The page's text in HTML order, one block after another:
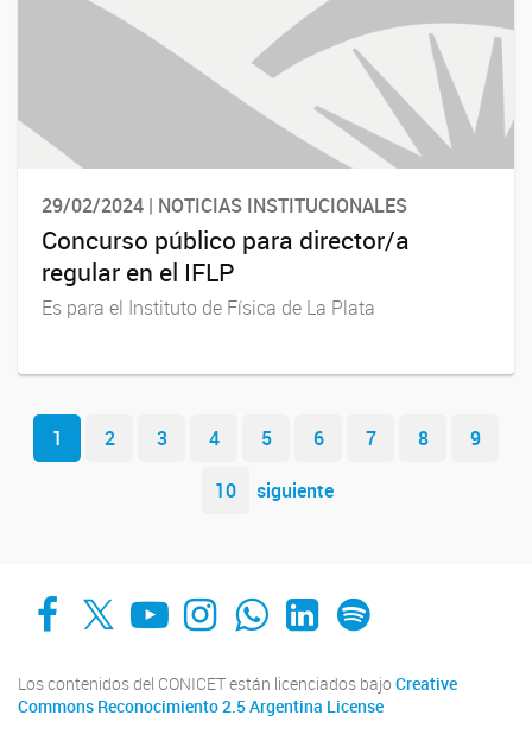
29/02/2024 | NOTICIAS INSTITUCIONALES
Concurso público para director/a
regular en el IFLP
Es para el Instituto de Física de La Plata
Navegador de artículos
1 2 3 4 5 6 7 8
9
10
siguiente
Facebook
X YouTube
Instagram
Whats AppLinkedIn
Spotify
Los contenidos del CONICET están licenciados bajo Creative
Commons Reconocimiento 2.5 Argentina License